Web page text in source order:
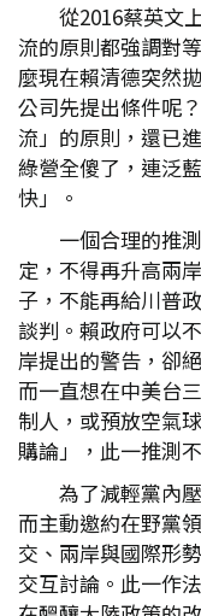
從2016蔡英文
流的原則都強調對
麼現在賴清德突然
公司先提出條件呢
流」的原則，還已
綠營全傻了，連泛
快」。
一個合理的推
定，不得再升高兩
子，不能再給川普
談判。賴政府可以
岸提出的警告，卻
而一直想在中美台
制人，或預放空氣
購論」，此一推測
為了減輕黨內
而主動邀約在野黨
交、兩岸與國際形
交互討論。此一作